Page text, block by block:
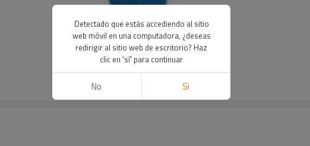
Detectado que estás accediendo al sitio
web móvil en una computadora, ¿deseas
redirigir al sitio web de escritorio? Haz
clic en 'sí' para continuar
No Si